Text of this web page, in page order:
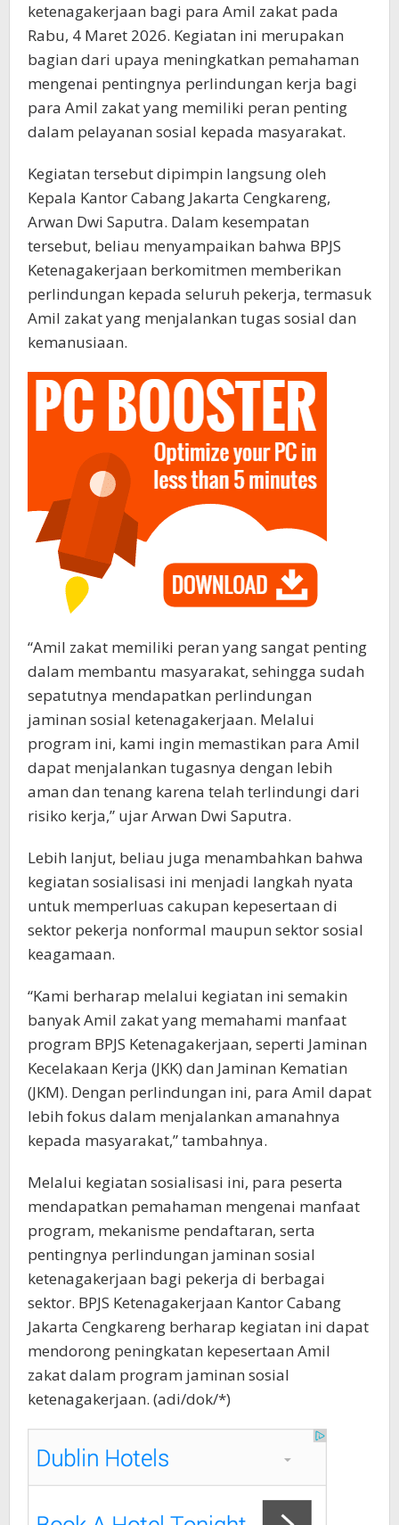
ketenagakerjaan bagi para Amil zakat pada
Rabu, 4 Maret 2026. Kegiatan ini merupakan
bagian dari upaya meningkatkan pemahaman
mengenai pentingnya perlindungan kerja bagi
para Amil zakat yang memiliki peran penting
dalam pelayanan sosial kepada masyarakat.
Kegiatan tersebut dipimpin langsung oleh
Kepala Kantor Cabang Jakarta Cengkareng,
Arwan Dwi Saputra. Dalam kesempatan
tersebut, beliau menyampaikan bahwa BPJS
Ketenagakerjaan berkomitmen memberikan
perlindungan kepada seluruh pekerja, termasuk
Amil zakat yang menjalankan tugas sosial dan
kemanusiaan.
“Amil zakat memiliki peran yang sangat penting
dalam membantu masyarakat, sehingga sudah
sepatutnya mendapatkan perlindungan
jaminan sosial ketenagakerjaan. Melalui
program ini, kami ingin memastikan para Amil
dapat menjalankan tugasnya dengan lebih
aman dan tenang karena telah terlindungi dari
risiko kerja,” ujar Arwan Dwi Saputra.
Lebih lanjut, beliau juga menambahkan bahwa
kegiatan sosialisasi ini menjadi langkah nyata
untuk memperluas cakupan kepesertaan di
sektor pekerja nonformal maupun sektor sosial
keagamaan.
“Kami berharap melalui kegiatan ini semakin
banyak Amil zakat yang memahami manfaat
program BPJS Ketenagakerjaan, seperti Jaminan
Kecelakaan Kerja (JKK) dan Jaminan Kematian
(JKM). Dengan perlindungan ini, para Amil dapat
lebih fokus dalam menjalankan amanahnya
kepada masyarakat,” tambahnya.
Melalui kegiatan sosialisasi ini, para peserta
mendapatkan pemahaman mengenai manfaat
program, mekanisme pendaftaran, serta
pentingnya perlindungan jaminan sosial
ketenagakerjaan bagi pekerja di berbagai
sektor. BPJS Ketenagakerjaan Kantor Cabang
Jakarta Cengkareng berharap kegiatan ini dapat
mendorong peningkatan kepesertaan Amil
zakat dalam program jaminan sosial
ketenagakerjaan. (adi/dok/*)